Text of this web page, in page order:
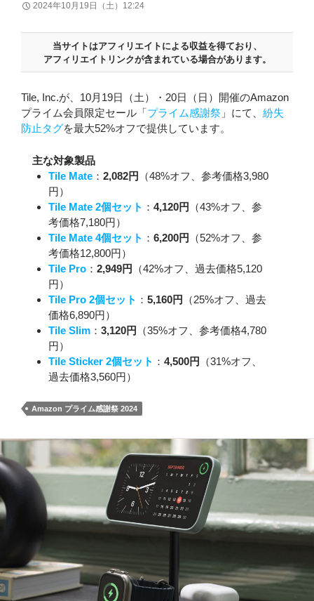
2024年10月19日（土）12:24
当サイトはアフィリエイトによる収益を得ており、
アフィリエイトリンクが含まれている場合があります。
Tile, Inc.が、10月19日（土）・20日（日）開催のAmazon
プライム会員限定セール「プライム感謝祭 」にて、 紛失
防止タグを最大52%オフで提供しています。
主な対象製品
Tile Mate ： 2,082円
（48%オフ、参考価格3,980
円）
Tile Mate 2個セット ： 4,120円
（43%オフ、参
考価格7,180円）
Tile Mate 4個セット ： 6,200円
（52%オフ、参
考価格12,800円）
Tile Pro ： 2,949円
（42%オフ、過去価格5,120
円）
Tile Pro 2個セット ： 5,160円
（25%オフ、過去
価格6,890円）
Tile Slim ： 3,120円
（35%オフ、参考価格4,780
円）
Tile Sticker 2個セット ： 4,500円
（31%オフ、
過去価格3,560円）
Amazon プライム感謝祭 2024